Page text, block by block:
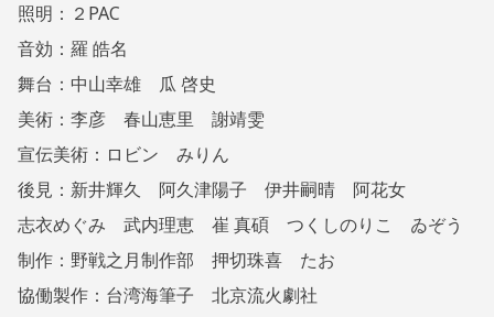
照明：２PAC
音効：羅 皓名
舞台：中山幸雄 瓜 啓史
美術：李彦 春山恵里 謝靖雯
宣伝美術：ロビン みりん
後見：新井輝久 阿久津陽子 伊井嗣晴 阿花女
志衣めぐみ 武内理恵 崔 真碩 つくしのりこ ゐぞう
制作：野戦之月制作部 押切珠喜 たお
協働製作：台湾海筆子 北京流火劇社